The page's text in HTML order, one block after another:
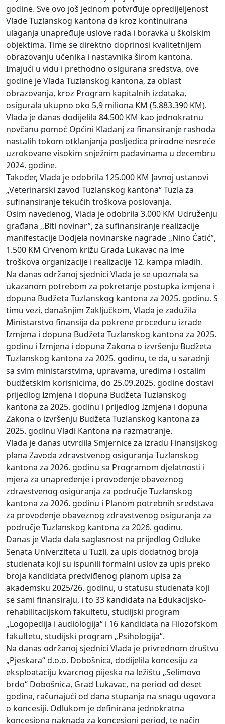
godine. Sve ovo još jednom potvrđuje opredijeljenost
Vlade Tuzlanskog kantona da kroz kontinuirana
ulaganja unapređuje uslove rada i boravka u školskim
objektima. Time se direktno doprinosi kvalitetnijem
obrazovanju učenika i nastavnika širom kantona.
Imajući u vidu i prethodno osigurana sredstva, ove
godine je Vlada Tuzlanskog kantona, za oblast
obrazovanja, kroz Program kapitalnih izdataka,
osigurala ukupno oko 5,9 miliona KM (5.883.390 KM).
Vlada je danas dodijelila 84.500 KM kao jednokratnu
novčanu pomoć Općini Kladanj za finansiranje rashoda
nastalih tokom otklanjanja posljedica prirodne nesreće
uzrokovane visokim snježnim padavinama u decembru
2024. godine.
Također, Vlada je odobrila 125.000 KM Javnoj ustanovi
„Veterinarski zavod Tuzlanskog kantona“ Tuzla za
sufinansiranje tekućih troškova poslovanja.
Osim navedenog, Vlada je odobrila 3.000 KM Udruženju
građana ,,Biti novinar”, za sufinansiranje realizacije
manifestacije Dodjela novinarske nagrade ,,Nino Ćatić”,
1.500 KM Crvenom križu Grada Lukavac na ime
troškova organizacije i realizacije 12. kampa mladih.
Na danas održanoj sjednici Vlada je se upoznala sa
ukazanom potrebom za pokretanje postupka izmjena i
dopuna Budžeta Tuzlanskog kantona za 2025. godinu. S
timu vezi, današnjim Zaključkom, Vlada je zadužila
Ministarstvo finansija da pokrene proceduru izrade
Izmjena i dopuna Budžeta Tuzlanskog kantona za 2025.
godinu i Izmjena i dopuna Zakona o izvršenju Budžeta
Tuzlanskog kantona za 2025. godinu, te da, u saradnji
sa svim ministarstvima, upravama, uredima i ostalim
budžetskim korisnicima, do 25.09.2025. godine dostavi
prijedlog Izmjena i dopuna Budžeta Tuzlanskog
kantona za 2025. godinu i prijedlog Izmjena i dopuna
Zakona o izvršenju Budžeta Tuzlanskog kantona za
2025. godinu Vladi Kantona na razmatranje.
Vlada je danas utvrdila Smjernice za izradu Finansijskog
plana Zavoda zdravstvenog osiguranja Tuzlanskog
kantona za 2026. godinu sa Programom djelatnosti i
mjera za unapređenje i provođenje obaveznog
zdravstvenog osiguranja za područje Tuzlanskog
kantona za 2026. godinu i Planom potrebnih sredstava
za provođenje obaveznog zdravstvenog osiguranja za
područje Tuzlanskog kantona za 2026. godinu.
Danas je Vlada dala saglasnost na prijedlog Odluke
Senata Univerziteta u Tuzli, za upis dodatnog broja
studenata koji su ispunili formalni uslov za upis preko
broja kandidata predviđenog planom upisa za
akademsku 2025/26. godinu, u statusu studenata koji
se sami finansiraju, i to 33 kandidata na Edukacijsko-
rehabilitacijskom fakultetu, studijski program
„Logopedija i audiologija“ i 16 kandidata na Filozofskom
fakultetu, studijski program „Psihologija“.
Na danas održanoj sjednici Vlada je privrednom društvu
„Pjeskara“ d.o.o. Dobošnica, dodijelila koncesiju za
eksploataciju kvarcnog pijeska na ležištu „Selimovo
brdo“ Dobošnica, Grad Lukavac, na period od deset
godina, računajući od dana stupanja na snagu ugovora
o koncesiji. Odlukom je definirana jednokratna
koncesiona naknada za koncesioni period, te način